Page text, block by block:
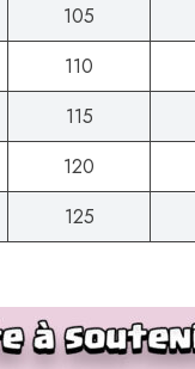
105
110
115
120
125